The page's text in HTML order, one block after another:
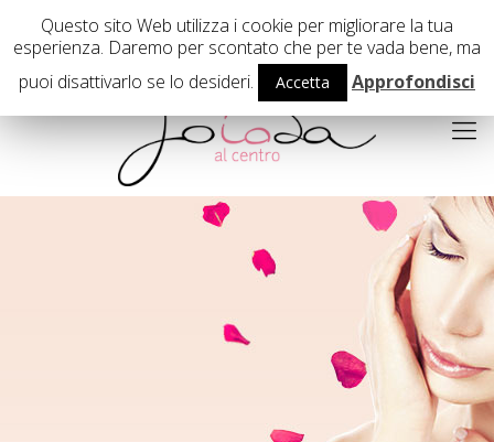
02 29407503
Questo sito Web utilizza i cookie per migliorare la tua
esperienza. Daremo per scontato che per te vada bene, ma
puoi disattivarlo se lo desideri.
Accetta Approfondisci